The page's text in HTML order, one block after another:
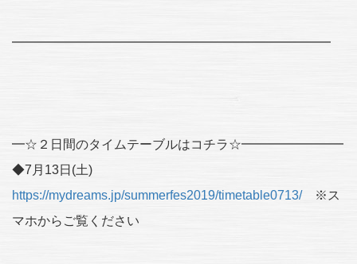
━━━━━━━━━━━━━━━━━━━━━━━━━
━☆２日間のタイムテーブルはコチラ☆━━━━━━━━
◆7月13日(土)
https://mydreams.jp/summerfes2019/timetable0713/※ス
マホからご覧ください